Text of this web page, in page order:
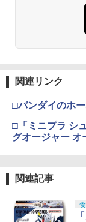
関連リンク
□バンダイのホ
□「ミニプラ シ
グオージャー オ
関連記事